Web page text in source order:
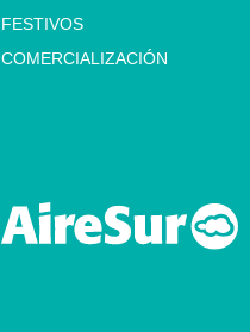
FESTIVOS
COMERCIALIZACIÓN